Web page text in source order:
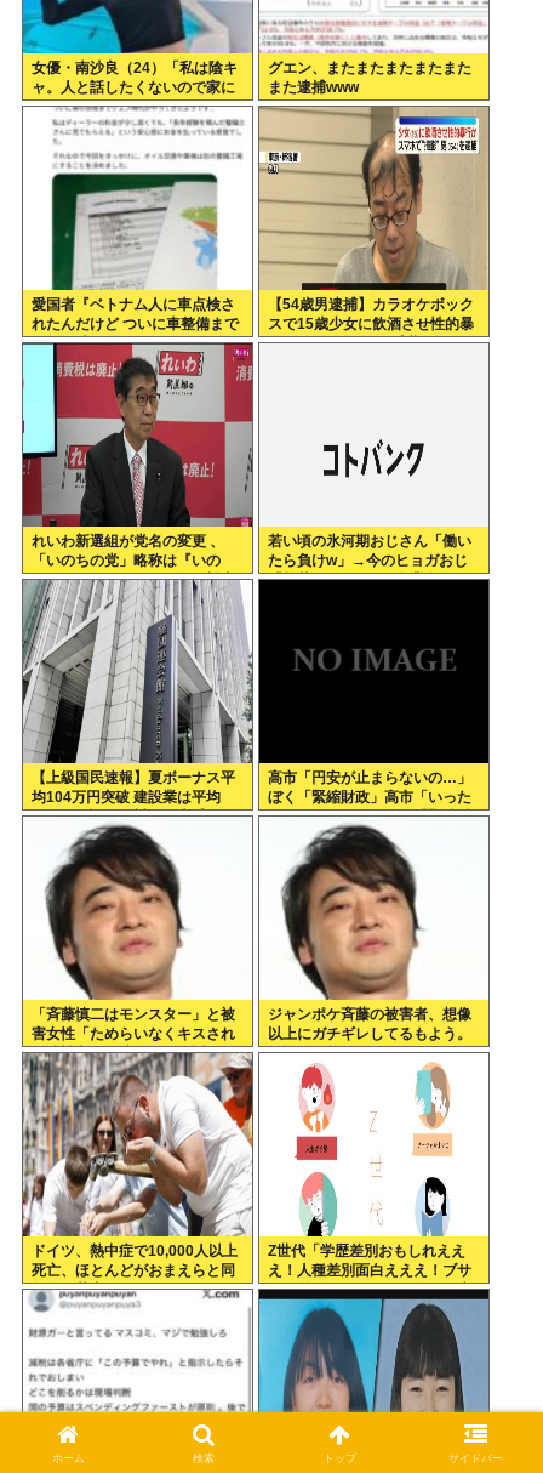
女優・南沙良（24）「私は陰キ
ャ。人と話したくないので家に
引きこもってPCでアニメを観て
いたい」
グエン、またまたまたまたまた
また逮捕www
愛国者『ベトナム人に車点検さ
れたんだけど ついに車整備まで
グエン時代かよ…』
【54歳男逮捕】カラオケボック
スで15歳少女に飲酒させ性的暴
行 スマホで撮影か 千葉
れいわ新選組が党名の変更 、
「いのちの党」略称は『いの
ち』 SNSではTIM・ゴルゴ松本
に言及「ゴルゴ出馬確定」「党
首は決まり」
若い頃の氷河期おじさん「働い
たら負けw」→今のヒョガおじ
「惣菜たけぇよ..」 自業自得で
【上級国民速報】夏ボーナス平
均104万円突破 建設業は平均
200万円超 なお対象は大手163
社93万人、全就業者の1%強
高市「円安が止まらないの…」
ぼく「緊縮財政」高市「いった
いどうすれば…」ぼく「緊縮財
政」高市「そうだわ！日銀砲
よ！」
「斉藤慎二はモンスター」と被
害女性「ためらいなくキスされ
口腔性交…」涙ながらに訴えた
被害後の”深刻なPTSD”
ジャンポケ斉藤の被害者、想像
以上にガチギレしてるもよう。
示談不可能か。
ドイツ、熱中症で10,000人以上
死亡、ほとんどがおまえらと同
年代、若者は元気
Z世代「学歴差別おもしれええ
え！人種差別面白えええ！ブサ
イク差別おもしれえ！人を馬鹿
にするの面白えええ！」
ホーム 検索 トップ サイドバー